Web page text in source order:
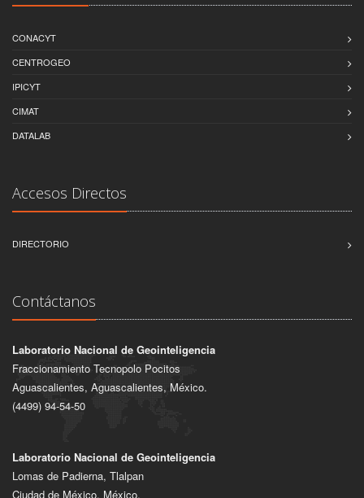
CONACYT
CENTROGEO
IPICYT
CIMAT
DATALAB
Accesos Directos
DIRECTORIO
Contáctanos
Laboratorio Nacional de Geointeligencia
Fraccionamiento Tecnopolo Pocitos
Aguascalientes, Aguascalientes, México.
(4499) 94-54-50
Laboratorio Nacional de Geointeligencia
Lomas de Padierna, Tlalpan
Ciudad de México, México.